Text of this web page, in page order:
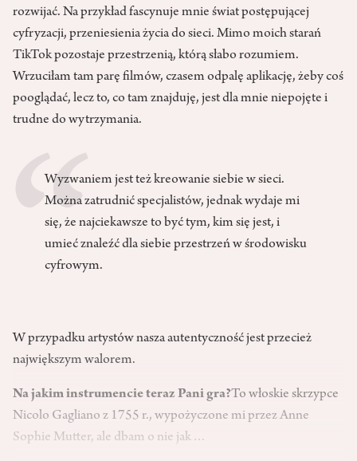
rozwijać. Na przykład fascynuje mnie świat postępującej
cyfryzacji, przeniesienia życia do sieci. Mimo moich starań
TikTok pozostaje przestrzenią, którą słabo rozumiem.
Wrzuciłam tam parę filmów, czasem odpalę aplikację, żeby coś
pooglądać, lecz to, co tam znajduję, jest dla mnie niepojęte i
trudne do wytrzymania.
Wyzwaniem jest też kreowanie siebie w sieci.
Można zatrudnić specjalistów, jednak wydaje mi
się, że najciekawsze to być tym, kim się jest, i
umieć znaleźć dla siebie przestrzeń w środowisku
cyfrowym.
W przypadku artystów nasza autentyczność jest przecież
największym walorem.
Na jakim instrumencie teraz Pani gra?To włoskie skrzypce
Nicolo Gagliano z 1755 r., wypożyczone mi przez Anne
Sophie Mutter, ale dbam o nie jak…